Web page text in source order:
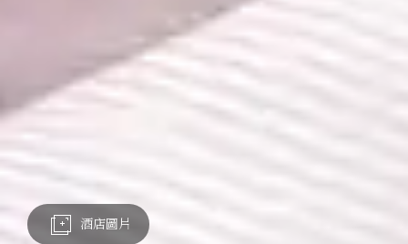
酒店圖片